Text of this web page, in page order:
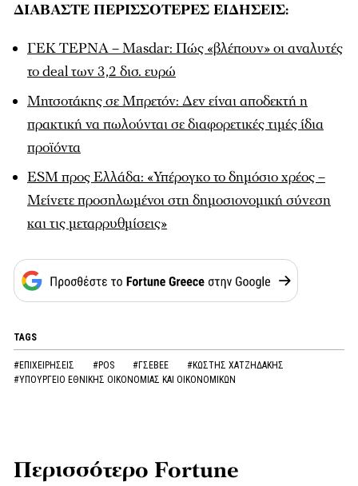
ΔΙΑΒΑΣΤΕ ΠΕΡΙΣΣΟΤΕΡΕΣ ΕΙΔΗΣΕΙΣ:
ΓΕΚ ΤΕΡΝΑ – Masdar: Πώς «βλέπουν» οι αναλυτές
το deal των 3,2 δισ. ευρώ
Μητσοτάκης σε Μπρετόν: Δεν είναι αποδεκτή η
πρακτική να πωλούνται σε διαφορετικές τιμές ίδια
προϊόντα
ESM προς Ελλάδα: «Υπέρογκο το δημόσιο χρέος –
Μείνετε προσηλωμένοι στη δημοσιονομική σύνεση
και τις μεταρρυθμίσεις»
TAGS
#ΕΠΙΧΕΙΡΗΣΕΙΣ #POS #ΓΣΕΒΕΕ
#ΚΩΣΤΗΣ ΧΑΤΖΗΔΑΚΗΣ
#ΥΠΟΥΡΓΕΙΟ ΕΘΝΙΚΗΣ ΟΙΚΟΝΟΜΙΑΣ ΚΑΙ ΟΙΚΟΝΟΜΙΚΩΝ
Περισσότερο Fortune